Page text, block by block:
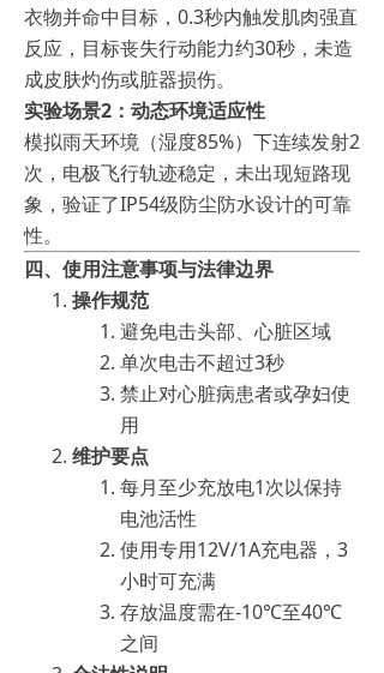
衣物并命中目标，0.3秒内触发肌肉强直
反应，目标丧失行动能力约30秒，未造
成皮肤灼伤或脏器损伤。
实验场景2：动态环境适应性
模拟雨天环境（湿度85%）下连续发射2
次，电极飞行轨迹稳定，未出现短路现
象，验证了IP54级防尘防水设计的可靠
性。
四、使用注意事项与法律边界
操作规范
避免电击头部、心脏区域
单次电击不超过3秒
禁止对心脏病患者或孕妇使
用
维护要点
每月至少充放电1次以保持
电池活性
使用专用12V/1A充电器，3
小时可充满
存放温度需在-10℃至40℃
之间